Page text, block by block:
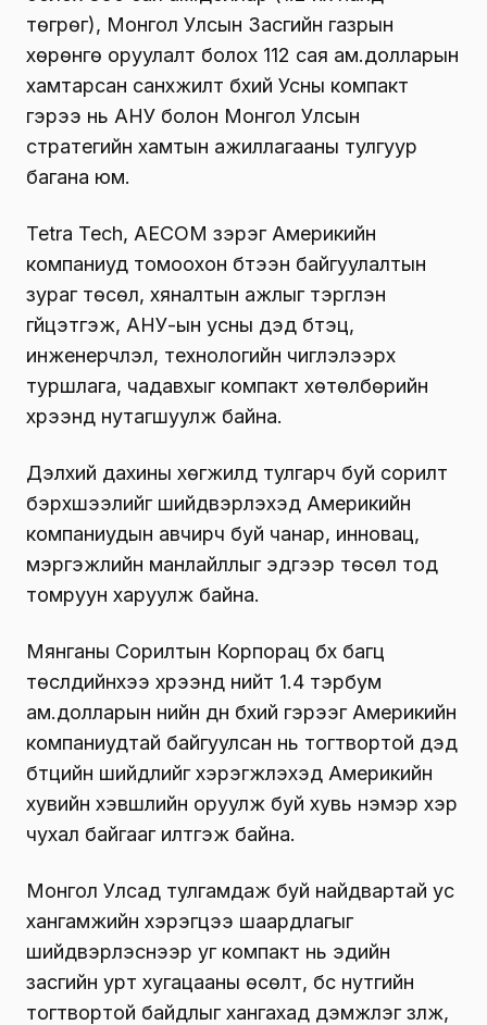
төгрөг), Монгол Улсын Засгийн газрын
хөрөнгө оруулалт болох 112 сая ам.долларын
хамтарсан санхүүжилт бүхий Усны компакт
гэрээ нь АНУ болон Монгол Улсын
стратегийн хамтын ажиллагааны тулгуур
багана юм.
Tetra Tech, AECOM зэрэг Америкийн
компаниуд томоохон бүтээн байгуулалтын
зураг төсөл, хяналтын ажлыг тэргүүлэн
гүйцэтгэж, АНУ-ын усны дэд бүтэц,
инженерчлэл, технологийн чиглэлээрх
туршлага, чадавхыг компакт хөтөлбөрийн
хүрээнд нутагшуулж байна.
Дэлхий дахины хөгжилд тулгарч буй сорилт
бэрхшээлийг шийдвэрлэхэд Америкийн
компаниудын авчирч буй чанар, инновац,
мэргэжлийн манлайллыг эдгээр төсөл тод
томруун харуулж байна.
Мянганы Сорилтын Корпорац бүх багц
төслүүдийнхээ хүрээнд нийт 1.4 тэрбум
ам.долларын үнийн дүн бүхий гэрээг Америкийн
компаниудтай байгуулсан нь тогтвортой дэд
бүтцийн шийдлийг хэрэгжүүлэхэд Америкийн
хувийн хэвшлийн оруулж буй хувь нэмэр хэр
чухал байгааг илтгэж байна.
Монгол Улсад тулгамдаж буй найдвартай ус
хангамжийн хэрэгцээ шаардлагыг
шийдвэрлэснээр уг компакт нь эдийн
засгийн урт хугацааны өсөлт, бүс нутгийн
тогтвортой байдлыг хангахад дэмжлэг үзүүлж,